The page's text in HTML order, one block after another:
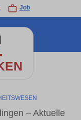
Job
– Aktuelle